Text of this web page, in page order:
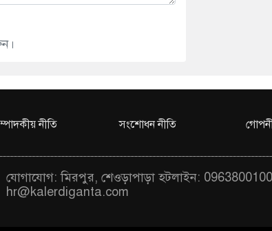
নীতি সংশোধন নীতি
যোগাযোগ: মিরপুর, শেওড়াপাড়া হটলাইন:
hr@kalerdiganta.com